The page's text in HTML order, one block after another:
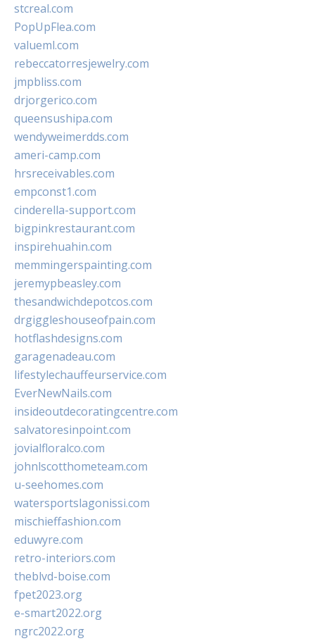
stcreal.com
PopUpFlea.com
valueml.com
rebeccatorresjewelry.com
jmpbliss.com
drjorgerico.com
queensushipa.com
wendyweimerdds.com
ameri-camp.com
hrsreceivables.com
empconst1.com
cinderella-support.com
bigpinkrestaurant.com
inspirehuahin.com
memmingerspainting.com
jeremypbeasley.com
thesandwichdepotcos.com
drgiggleshouseofpain.com
hotflashdesigns.com
garagenadeau.com
lifestylechauffeurservice.com
EverNewNails.com
insideoutdecoratingcentre.com
salvatoresinpoint.com
jovialfloralco.com
johnlscotthometeam.com
u-seehomes.com
watersportslagonissi.com
mischieffashion.com
eduwyre.com
retro-interiors.com
theblvd-boise.com
fpet2023.org
e-smart2022.org
ngrc2022.org